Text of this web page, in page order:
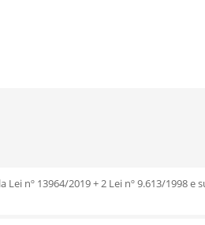
nº 13964/2019 + 2 Lei nº 9.613/1998 e